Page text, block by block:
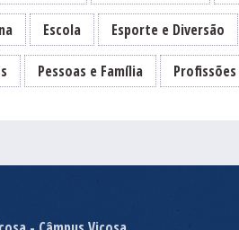
Escola Esporte e Diversão
Pessoas e Família Profissões